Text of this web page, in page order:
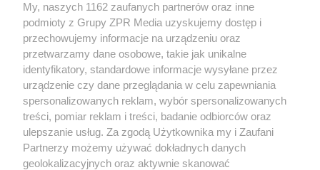
Żaden utwór zamieszczony w serwisie nie może być powielany i
rozpowszechniany lub dalej rozpowszechniany w jakikolwiek sposób (w
tym także elektroniczny lub mechaniczny) na jakimkolwiek polu
eksploatacji w jakiejkolwiek formie, włącznie z umieszczaniem w
Internecie bez pisemnej zgody właściciela praw. Jakiekolwiek użycie lub
wykorzystanie utworów w całości lub w części z naruszeniem prawa,
tzn. bez właściwej zgody, jest zabronione pod groźbą kary i może być
ścigane prawnie.
My, naszych 1162 zaufanych partnerów oraz inne
podmioty z Grupy ZPR Media uzyskujemy dostęp i
przechowujemy informacje na urządzeniu oraz
przetwarzamy dane osobowe, takie jak unikalne
identyfikatory, standardowe informacje wysyłane przez
urządzenie czy dane przeglądania w celu zapewniania
spersonalizowanych reklam, wybór spersonalizowanych
treści, pomiar reklam i treści, badanie odbiorców oraz
ulepszanie usług. Za zgodą Użytkownika my i Zaufani
Partnerzy możemy używać dokładnych danych
geolokalizacyjnych oraz aktywnie skanować